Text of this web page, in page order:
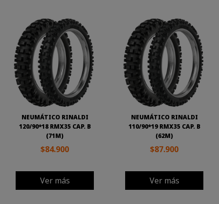
NEUMÁTICO RINALDI
120/90*18 RMX35 CAP. B
(71M)
$84.900
Ver más
NEUMÁTICO RINALDI
110/90*19 RMX35 CAP. B
(62M)
$87.900
Ver más